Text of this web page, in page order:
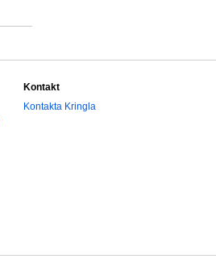
Kontakt
Kontakta Kringla